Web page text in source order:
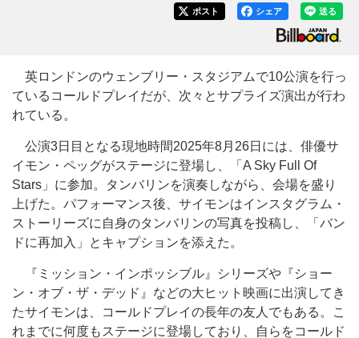
送る
シェア
ポスト
英ロンドンのウェンブリー・スタジアムで10公演を行っ
ているコールドプレイだが、次々とサプライズ演出が行わ
れている。
公演3日目となる現地時間2025年8月26日には、俳優サ
イモン・ペッグがステージに登場し、「A Sky Full Of
Stars」に参加。タンバリンを演奏しながら、会場を盛り
上げた。パフォーマンス後、サイモンはインスタグラム・
ストーリーズに自身のタンバリンの写真を投稿し、「バン
ドに再加入」とキャプションを添えた。
『ミッション・インポッシブル』シリーズや『ショー
ン・オブ・ザ・デッド』などの大ヒット映画に出演してき
たサイモンは、コールドプレイの長年の友人でもある。こ
れまでに何度もステージに登場しており、自らをコールド